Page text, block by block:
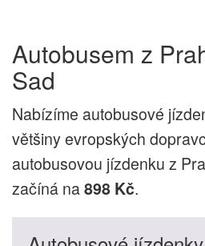
Autobusem z
Sad
Nabízíme autobusové
většiny evropských
autobusovou jízdenku z
začíná na898 Kč.